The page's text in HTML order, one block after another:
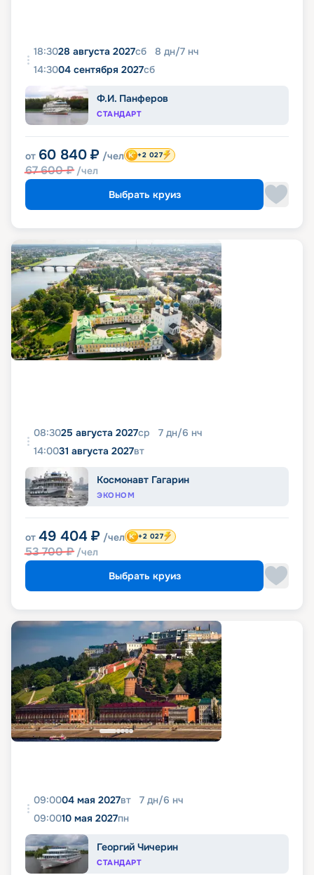
18:3028 августа 2027сб 8 дн/7 нч
14:3004 сентября 2027сб
Ф.И. Панферов
СТАНДАРТ
от 60 840 ₽ /чел
67 600₽ /чел
+2 027
Выбрать круиз
08:3025 августа 2027ср 7 дн/6 нч
14:0031 августа 2027вт
Космонавт Гагарин
ЭКОНОМ
от 49 404 ₽ /чел
53 700₽ /чел
+2 027
Выбрать круиз
09:0004 мая 2027вт 7 дн/6 нч
09:0010 мая 2027пн
Георгий Чичерин
СТАНДАРТ